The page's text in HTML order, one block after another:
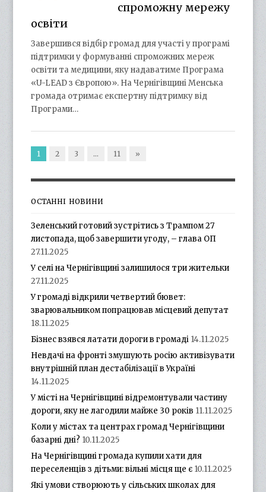
спроможну мережу
освіти
Завершився відбір громад для участі у програмі
підтримки у формуванні спроможних мереж
освіти та медицини, яку надаватиме Програма
«U-LEAD з Європою». На Чернігівщині Менська
громада отримає експертну підтримку від
Програми…
1 2 3 … 11 »
ОСТАННІ НОВИНИ
Зеленський готовий зустрітись з Трампом 27
листопада, щоб завершити угоду, – глава ОП
27.11.2025
У селі на Чернігівщині залишилося три жительки
27.11.2025
У громаді відкрили четвертий бювет:
зварювальником попрацював місцевий депутат
18.11.2025
Бізнес взявся латати дороги в громаді 14.11.2025
Невдачі на фронті змушують росію активізувати
внутрішній план дестабілізації в Україні
14.11.2025
У місті на Чернігівщині відремонтували частину
дороги, яку не лагодили майже 30 років 11.11.2025
Коли у містах та центрах громад Чернігівщини
базарні дні? 10.11.2025
На Чернігівщині громада купили хати для
переселенців з дітьми: вільні місця ще є 10.11.2025
Які умови створюють у сільських школах для